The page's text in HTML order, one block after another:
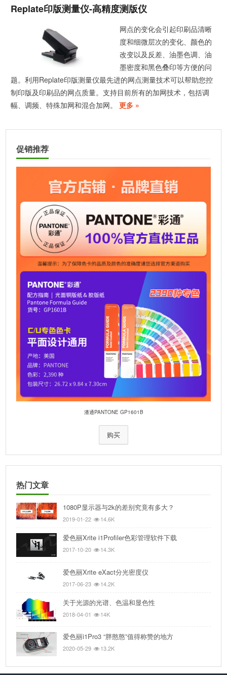
Replate印版测量仪-高精度测版仪
网点的变化会引起印刷品清晰
度和细微层次的变化、颜色的
改变以及反差、油墨色调、油
墨密度和黑色叠印等方便的问
题。利用Replate印版测量仪最先进的网点测量技术可以帮助您控
制印版及印刷品的网点质量。支持目前所有的加网技术，包括调
幅、调频、特殊加网和混合加网。
更多 »
促销推荐
潘通PANTONE GP1601B
购买
热门文章
1080P显示器与2k的差别究竟有多大？
2019-01-22 14.6K
爱色丽Xrite i1Profiler色彩管理软件下载
2017-10-20 14.3K
爱色丽Xrite eXact分光密度仪
2017-06-23 14.2K
关于光源的光谱、色温和显色性
2018-04-01 14K
爱色丽i1Pro3 “胖憨憨”值得称赞的地方
2020-05-29 13.2K